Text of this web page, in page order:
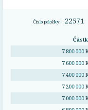
Číslo položky: 22571
7 800 000
7 600 000
7 400 000
7 200 000
7 000 000